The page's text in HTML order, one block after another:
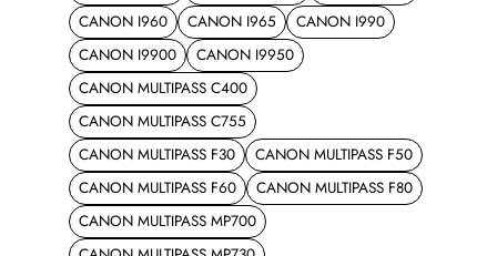
CANON I960
CANON I965
CANON I990
CANON I9900
CANON I9950
CANON MULTIPASS C400
CANON MULTIPASS C755
CANON MULTIPASS F30
CANON MULTIPASS F50
CANON MULTIPASS F60
CANON MULTIPASS F80
CANON MULTIPASS MP700